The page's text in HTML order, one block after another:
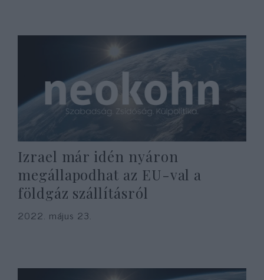
Izrael már idén nyáron
megállapodhat az EU-val a
földgáz szállításról
2022. május 23.